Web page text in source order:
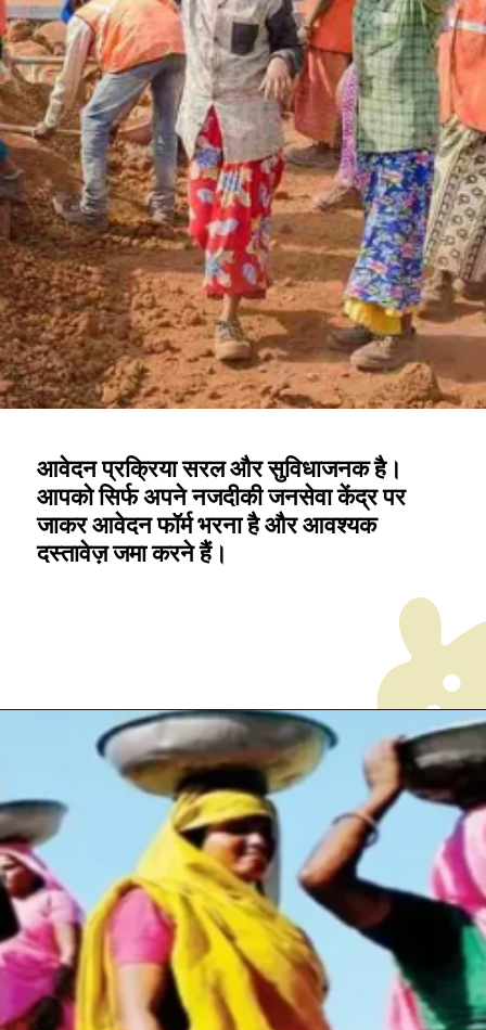
आवेदन प्रक्रिया सरल और सुविधाजनक है।
आपको सिर्फ अपने नजदीकी जनसेवा केंद्र पर
जाकर आवेदन फॉर्म भरना है और आवश्यक
दस्तावेज़ जमा करने हैं।